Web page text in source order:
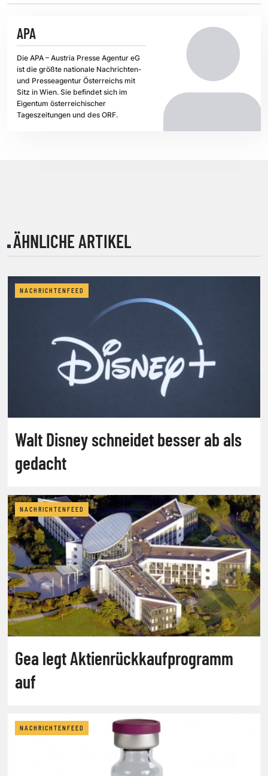
APA
Die APA – Austria Presse Agentur eG
ist die größte nationale Nachrichten-
und Presseagentur Österreichs mit
Sitz in Wien. Sie befindet sich im
Eigentum österreichischer
Tageszeitungen und des ORF.
ÄHNLICHE ARTIKEL
NACHRICHTENFEED
Walt Disney schneidet besser ab als
gedacht
NACHRICHTENFEED
Gea legt Aktienrückkaufprogramm
auf
NACHRICHTENFEED